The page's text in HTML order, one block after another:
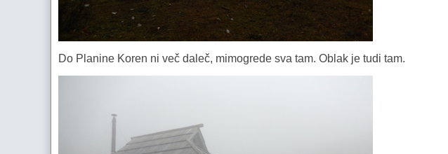
Do Planine Koren ni več daleč, mimogrede sva tam. Oblak je tudi tam.